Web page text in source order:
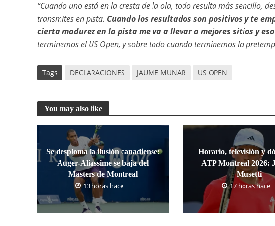
“Cuando uno está en la cresta de la ola, todo resulta más sencillo,
transmites en pista. Cuando los resultados son positivos y te
cierta madurez en la pista me va a llevar a mejores sitios y
terminemos el US Open, y sobre todo cuando terminemos la
Tags DECLARACIONES JAUME MUNAR US OPEN
You may also like
Se desploma la ilusión canadiense:
Auger-Aliassime se baja del
Masters de Montreal
13 horas hace
Horario, televisión y
ATP Montreal 2026:
Musetti
17 horas hace